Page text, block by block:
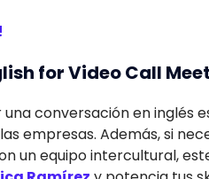
for Video Call
conversación en inglés
empresas. Además, si
un equipo intercultural,